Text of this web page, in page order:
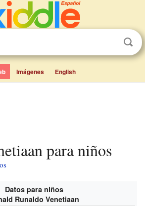
Imágenes English
para niños
Datos para niños
Runaldo Venetiaan